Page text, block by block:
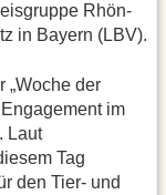
Rhön-
in Bayern (LBV).
„Woche der
im
Laut
Tag
den Tier- und